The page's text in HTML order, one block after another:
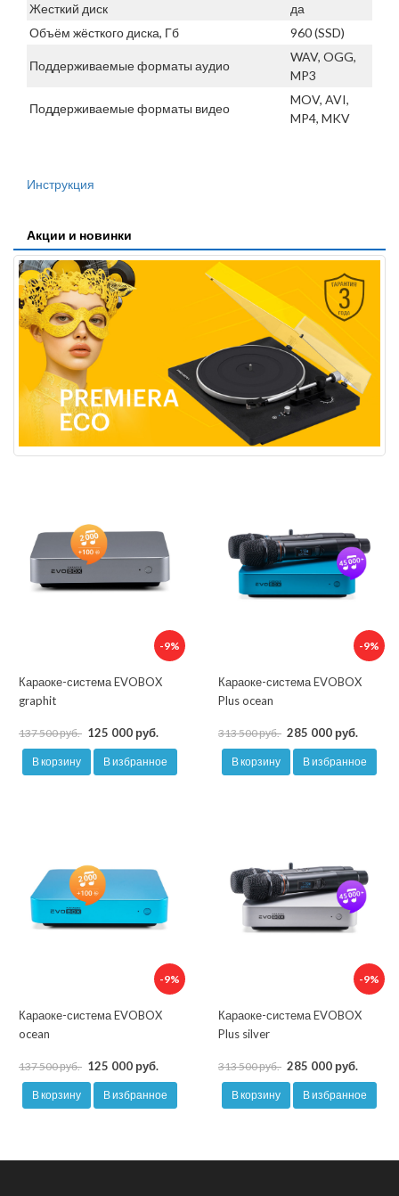
Жесткий диск
да
Объём жёсткого диска, Гб
960 (SSD)
Поддерживаемые форматы аудио
WAV, OGG,
MP3
Поддерживаемые форматы видео
MOV, AVI,
MP4, MKV
Инструкция
Акции и новинки
-9%
Караоке-система EVOBOX
graphit
137 500 руб. 125 000 руб.
В корзину В избранное
-9%
Караоке-система EVOBOX
Plus ocean
313 500 руб. 285 000 руб.
В корзину В избранное
-9%
Караоке-система EVOBOX
ocean
137 500 руб. 125 000 руб.
В корзину В избранное
-9%
Караоке-система EVOBOX
Plus silver
313 500 руб. 285 000 руб.
В корзину В избранное